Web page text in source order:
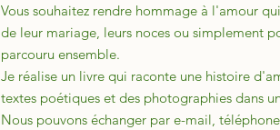
Vous souhaitez rendre hommage à l'amour
de leur mariage, leurs noces ou simplement
parcouru ensemble.
Je réalise un livre qui raconte une histoire
textes poétiques et des photographies dans
Nous pouvons échanger par e-mail,